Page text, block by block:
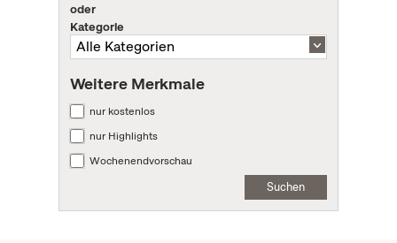
oder
Kategorie
Weitere Merkmale
nur kostenlos
nur Highlights
Wochenendvorschau
Suchen